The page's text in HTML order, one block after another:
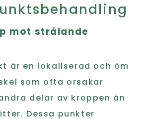
mot strålande
är en lokaliserad och öm
som ofta orsakar
delar av kroppen än
Dessa punkter